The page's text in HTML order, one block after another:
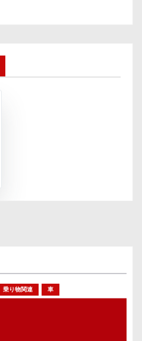
乗り物関連 車